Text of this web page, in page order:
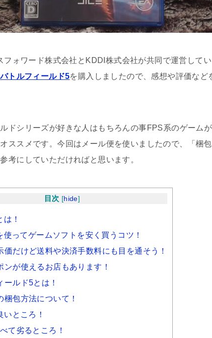
フォワード株式会社とKDDI株式会社が共同で運営して
バトルフィールド5を購入しましたので、感想や評価な
ドシリーズが好きな人はもちろんの事FPS系のゲーム
ススメです。今回はメール便を使いましたので、「梱
考にしていただければと思います。
目次 [hide]
！
使ってゲームソフトを安く買うコツ！
価だけど送料や決済手数料にも目を通そう！
ンが使えるお店もあります！
ールド5とは！
梱包方法について！
ところ！
て劣るところ！